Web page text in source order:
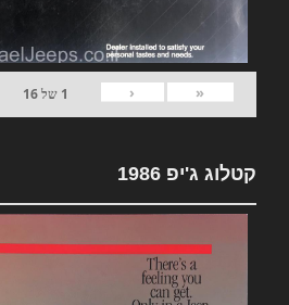
«
‹
1 של16
קטלוג ג'יפ 1986